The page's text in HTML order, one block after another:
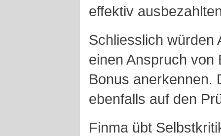
effektiv
Schliesslich würden
einen Anspruch von
Bonus anerkennen.
ebenfalls auf den
Finma übt